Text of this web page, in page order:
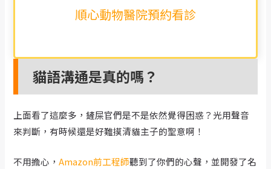
順心動物醫院預約看診
貓語溝通是真的嗎？
上面看了這麼多，鏟屎官們是不是依然覺得困惑？光用聲音
來判斷，有時候還是好難摸清貓主子的聖意啊！
不用擔心，Amazon前工程師聽到了你們的心聲，並開發了名